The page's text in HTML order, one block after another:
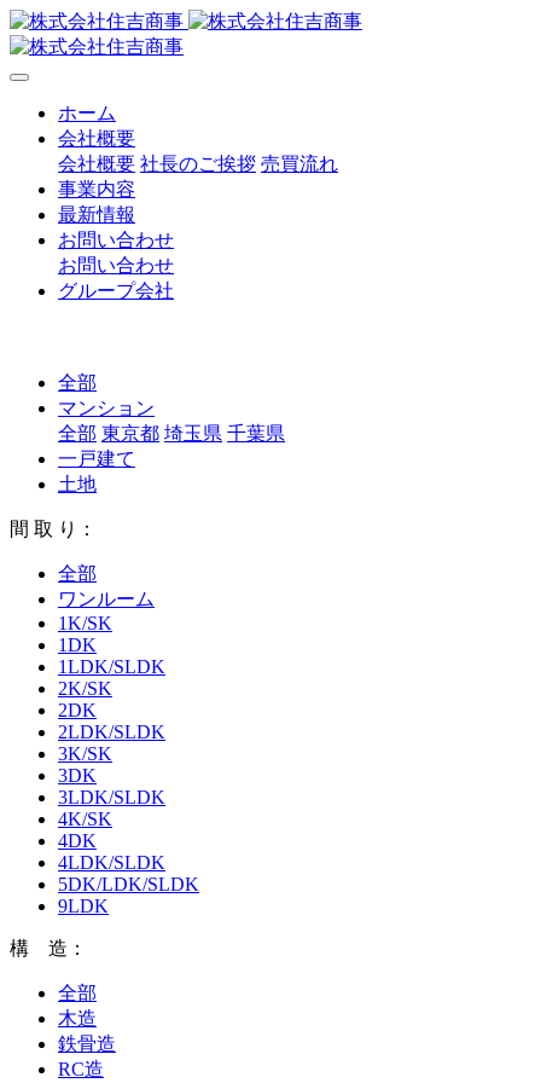
ホーム
会社概要
会社概要 社長のご挨拶 売買流れ
事業内容
最新情報
お問い合わせ
お問い合わせ
グループ会社
全部
マンション
全部 東京都 埼玉県 千葉県
一戸建て
土地
間 取 り：
全部
ワンルーム
1K/SK
1DK
1LDK/SLDK
2K/SK
2DK
2LDK/SLDK
3K/SK
3DK
3LDK/SLDK
4K/SK
4DK
4LDK/SLDK
5DK/LDK/SLDK
9LDK
構 造：
全部
木造
鉄骨造
RC造